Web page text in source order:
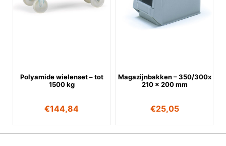
Polyamide wielenset – tot
1500 kg
€144,84
Magazijnbakken – 350/300x
210 x 200 mm
€25,05